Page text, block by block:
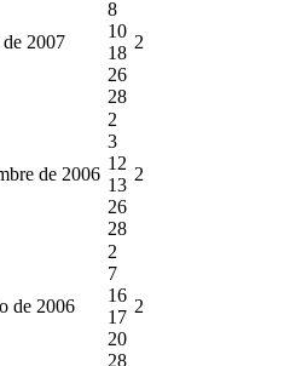
2007
8
10
18
26
28
2
de 2006
2
3
12
13
26
28
2
de 2006
2
7
16
17
20
28
2